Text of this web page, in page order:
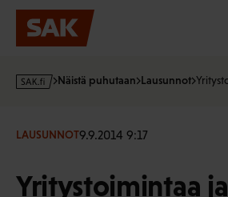
Hyppää
sisältöön
s
·
Näistä puhutaan Lausunnot
LAUSUNNOT9.9.2014 9:17
Yritystoimintaa ja